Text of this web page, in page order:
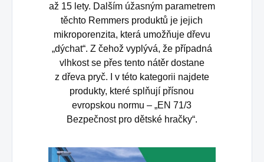
až 15 lety. Dalším úžasným parametrem
těchto Remmers produktů je jejich
mikroporenzita, která umožňuje dřevu
„dýchat“. Z čehož vyplývá, že případná
vlhkost se přes tento nátěr dostane
z dřeva pryč. I v této kategorii najdete
produkty, které splňují přísnou
evropskou normu – „EN 71/3
Bezpečnost pro dětské hračky“.